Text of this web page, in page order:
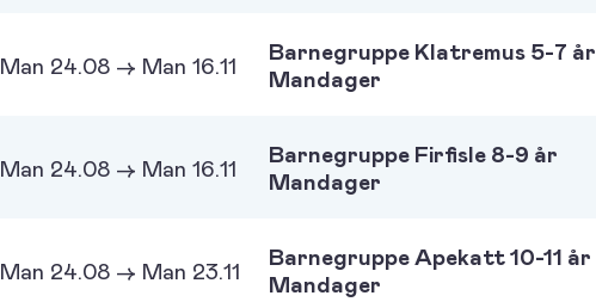
Man 24.08 -> Man 16.11
Barnegruppe Klatremus 5-7 år
Mandager
Man 24.08 -> Man 16.11
Barnegruppe Firfisle 8-9 år
Mandager
Man 24.08 -> Man 23.11
Barnegruppe Apekatt 10-11 år
Mandager